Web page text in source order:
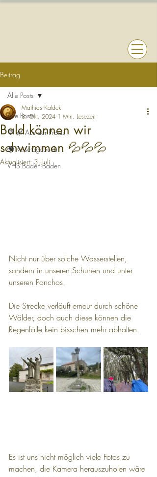
Beitrag
Alle Posts
💚 🌿 Aus der Praxis
🌍 Reisetagebuch
VHS Baden-Baden
Alle Posts
Bald können wir
schwimmen 💦💦💦
Mathias Kaldek
8. Okt. 2024 1 Min. Lesezeit
Aktualisiert:3. Juli
Nicht nur über solche Wasserstellen,
sondern in unseren Schuhen und unter
unseren Ponchos.
Die Strecke verläuft erneut durch schöne
Wälder, doch auch diese können die
Regenfälle kein bisschen mehr abhalten.
Es ist uns nicht möglich viele Fotos zu
machen, die Kamera herauszuholen wäre